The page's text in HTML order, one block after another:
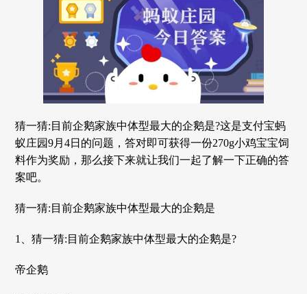
猜一猜:目前企鹅家族中体型最大的企鹅是?这是支付宝蚂
蚁庄园9月4日的问题，答对即可获得一份270g小鸡宝宝饲
料作为奖励，那么接下来就让我们一起了解一下正确的答
案吧。
猜一猜:目前企鹅家族中体型最大的企鹅是
1、猜一猜:目前企鹅家族中体型最大的企鹅是?
帝企鹅